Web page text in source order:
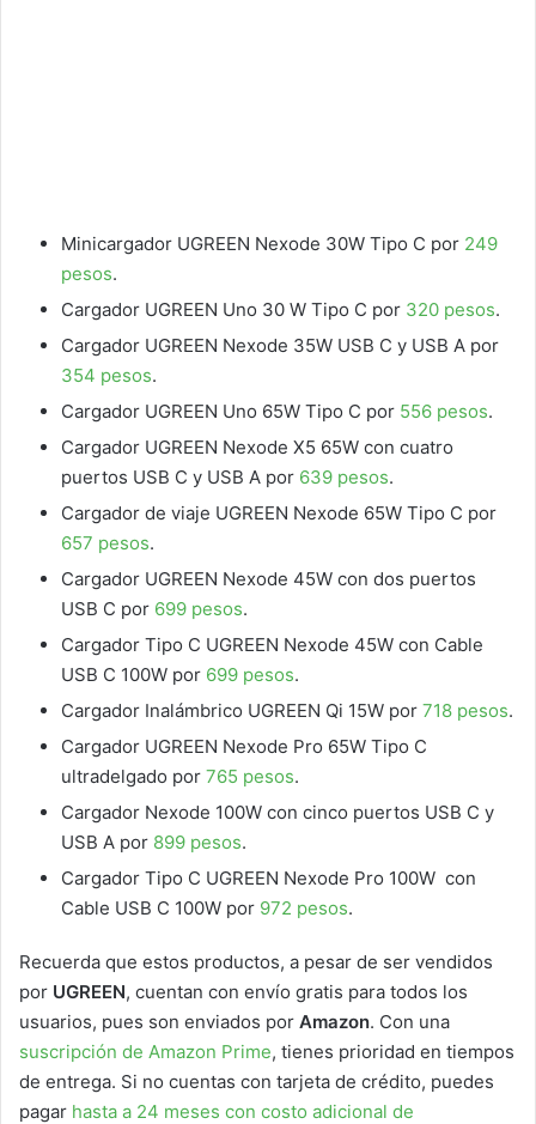
Minicargador UGREEN Nexode 30W Tipo C por 249
pesos.
Cargador UGREEN Uno 30 W Tipo C por 320 pesos.
Cargador UGREEN Nexode 35W USB C y USB A por
354 pesos.
Cargador UGREEN Uno 65W Tipo C por 556 pesos.
Cargador UGREEN Nexode X5 65W con cuatro
puertos USB C y USB A por 639 pesos.
Cargador de viaje UGREEN Nexode 65W Tipo C por
657 pesos.
Cargador UGREEN Nexode 45W con dos puertos
USB C por 699 pesos.
Cargador Tipo C UGREEN Nexode 45W con Cable
USB C 100W por 699 pesos.
Cargador Inalámbrico UGREEN Qi 15W por 718 pesos.
Cargador UGREEN Nexode Pro 65W Tipo C
ultradelgado por 765 pesos.
Cargador Nexode 100W con cinco puertos USB C y
USB A por 899 pesos.
Cargador Tipo C UGREEN Nexode Pro 100W con
Cable USB C 100W por 972 pesos.
Recuerda que estos productos, a pesar de ser vendidos
por UGREEN, cuentan con envío gratis para todos los
usuarios, pues son enviados por Amazon. Con una
suscripción de Amazon Prime, tienes prioridad en tiempos
de entrega. Si no cuentas con tarjeta de crédito, puedes
pagar hasta a 24 meses con costo adicional de